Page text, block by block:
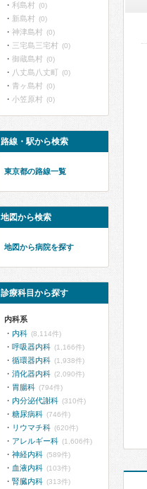
利島村 (0)
新島村 (0)
神津島村 (0)
三宅島三宅村 (0)
御蔵島村 (0)
八丈島八丈町 (0)
青ヶ島村 (0)
小笠原村 (0)
路線・駅から検索
東京都の路線一覧
地図から検索
地図から病院を探す
診療科目から探す
内科系
内科 (8,114件)
呼吸器内科 (1,166件)
循環器内科 (1,938件)
消化器内科 (2,090件)
胃腸科 (794件)
内分泌代謝科 (310件)
糖尿病科 (746件)
リウマチ科 (620件)
アレルギー科 (1,606件)
神経内科 (589件)
血液内科 (103件)
腎臓内科 (313件)